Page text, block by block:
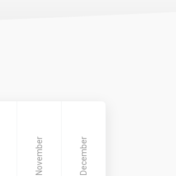
November December